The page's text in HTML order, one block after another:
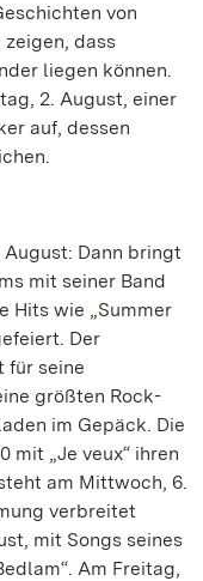
von
dass
liegen können.
2. August, einer
auf, dessen
Dann bringt
mit seiner Band
Hits wie „Summer
Der
für seine
größten Rock-
im Gepäck. Die
mit „Je veux“ ihren
am Mittwoch, 6.
verbreitet
mit Songs seines
Am Freitag,